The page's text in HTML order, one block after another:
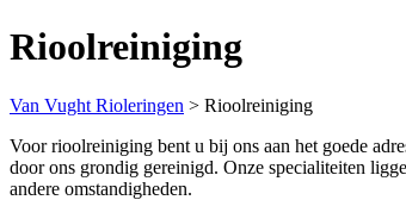
Rioolreiniging
Van Vught Rioleringen > Rioolreiniging
Voor rioolreiniging bent u bij ons aan het goede
door ons grondig gereinigd. Onze specialiteiten
andere omstandigheden.